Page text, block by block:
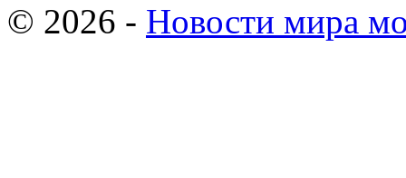
© 2026 - Новости мира